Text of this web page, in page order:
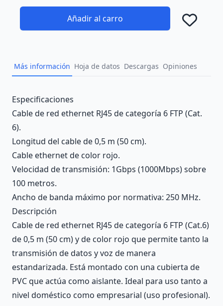
Añadir al carro
Más información Hoja de datos Descargas Opiniones
Description
Especificaciones
Cable de red ethernet RJ45 de categoría 6 FTP (Cat.
6).
Longitud del cable de 0,5 m (50 cm).
Cable ethernet de color rojo.
Velocidad de transmisión: 1Gbps (1000Mbps) sobre
100 metros.
Ancho de banda máximo por normativa: 250 MHz.
Descripción
Cable de red ethernet RJ45 de categoría 6 FTP (Cat.6)
de 0,5 m (50 cm) y de color rojo que permite tanto la
transmisión de datos y voz de manera
estandarizada. Está montado con una cubierta de
PVC que actúa como aislante. Ideal para uso tanto a
nivel doméstico como empresarial (uso profesional).